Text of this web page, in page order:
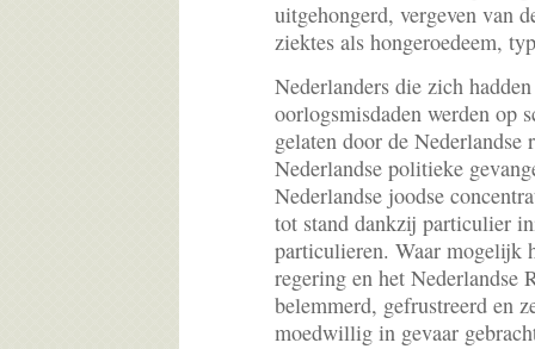
uitgehongerd, vergeven van
ziektes als hongeroedeem,
Nederlanders die zich
oorlogsmisdaden werden op
gelaten door de
Nederlandse politieke
Nederlandse joodse
tot stand dankzij particulier
particulieren. Waar mogelijk
regering en het Nederlandse
belemmerd, gefrustreerd en
moedwillig in gevaar